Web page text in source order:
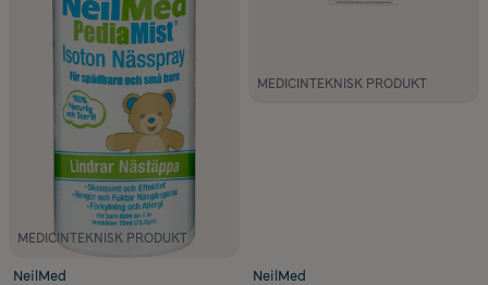
MEDICINTEKNISK PRODUKT
NeilMed
MEDICINTEKNISK PRODUKT
NeilMed